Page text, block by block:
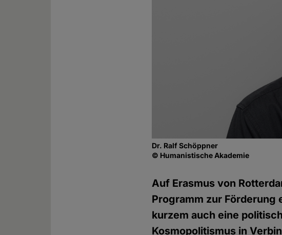
Dr. Ralf Schöppner
© Humanistische Akademie
Auf Erasmus von
Programm zur Förderung
kurzem auch eine
Kosmopolitismus in